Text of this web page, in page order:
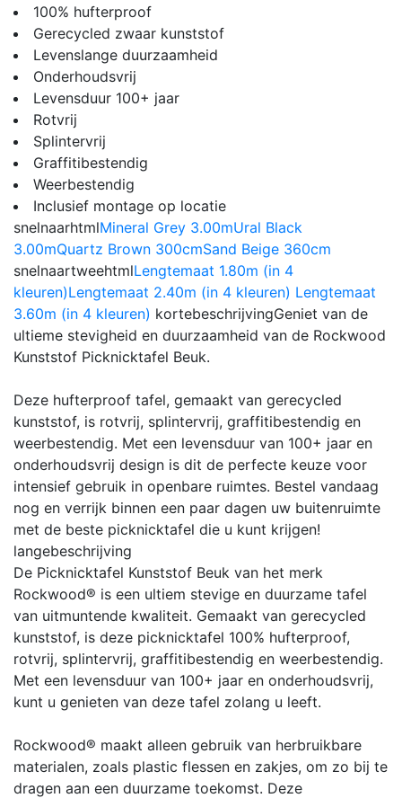
100% hufterproof
Gerecycled zwaar kunststof
Levenslange duurzaamheid
Onderhoudsvrij
Levensduur 100+ jaar
Rotvrij
Splintervrij
Graffitibestendig
Weerbestendig
Inclusief montage op locatie
snelnaarhtmlMineral Grey 3.00mUral Black
3.00mQuartz Brown 300cmSand Beige 360cm
snelnaartweehtmlLengtemaat 1.80m (in 4
kleuren)Lengtemaat 2.40m (in 4 kleuren) Lengtemaat
3.60m (in 4 kleuren) kortebeschrijvingGeniet van de
ultieme stevigheid en duurzaamheid van de Rockwood
Kunststof Picknicktafel Beuk.
Deze hufterproof tafel, gemaakt van gerecycled
kunststof, is rotvrij, splintervrij, graffitibestendig en
weerbestendig. Met een levensduur van 100+ jaar en
onderhoudsvrij design is dit de perfecte keuze voor
intensief gebruik in openbare ruimtes. Bestel vandaag
nog en verrijk binnen een paar dagen uw buitenruimte
met de beste picknicktafel die u kunt krijgen!
langebeschrijving
De Picknicktafel Kunststof Beuk van het merk
Rockwood® is een ultiem stevige en duurzame tafel
van uitmuntende kwaliteit. Gemaakt van gerecycled
kunststof, is deze picknicktafel 100% hufterproof,
rotvrij, splintervrij, graffitibestendig en weerbestendig.
Met een levensduur van 100+ jaar en onderhoudsvrij,
kunt u genieten van deze tafel zolang u leeft.
Rockwood® maakt alleen gebruik van herbruikbare
materialen, zoals plastic flessen en zakjes, om zo bij te
dragen aan een duurzame toekomst. Deze